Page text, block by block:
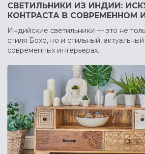
СВЕТИЛЬНИКИ ИЗ ИНДИИ:
КОНТРАСТА В СОВРЕМЕННОМ
Индийские светильники — это не
стиля Бохо, но и стильный,
современных интерьерах.